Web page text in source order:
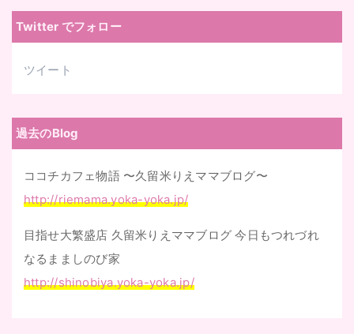
レ
Twitter でフォロー
ツイート
過去のBlog
ココチカフェ物語 〜久留米りえママブログ〜
http://riemama.yoka-yoka.jp/
目指せ大繁盛店 久留米りえママブログ 今日もつれづれ
なるまましのび家
http://shinobiya.yoka-yoka.jp/